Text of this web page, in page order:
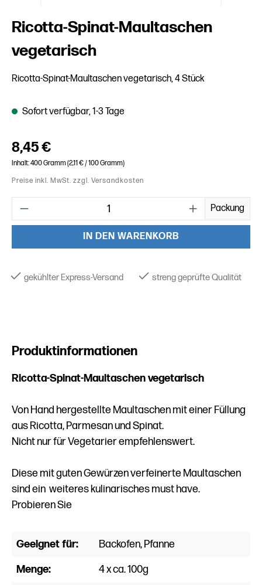
Ricotta-Spinat-Maultaschen
vegetarisch
Ricotta-Spinat-Maultaschen vegetarisch, 4 Stück
Sofort verfügbar, 1-3 Tage
Regulärer Preis:
8,45 €
Inhalt:400 Gramm(2,11 € / 100 Gramm)
Preise inkl. MwSt. zzgl. Versandkosten
Produkt Anzahl: Gib den gewünschten Wert ein oder benutze
Packung
IN DEN WARENKORB
gekühlter Express-Versand streng geprüfte Qualität
Produktinformationen
Ricotta-Spinat-Maultaschen vegetarisch
Von Hand hergestellte Maultaschen mit einer Füllung
aus Ricotta, Parmesan und Spinat.
Nicht nur für Vegetarier empfehlenswert.
Diese mit guten Gewürzen verfeinerte Maultaschen
sind ein weiteres kulinarisches must have.
Probieren Sie
Geeignet für: Backofen, Pfanne
Menge: 4 x ca. 100g